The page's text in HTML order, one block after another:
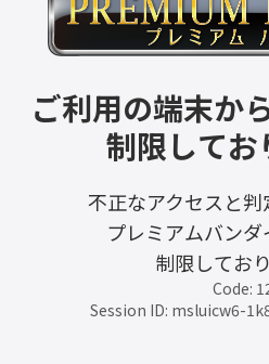
ご利用の端末か
制限してお
不正なアクセスと判
プレミアムバン
制限してお
Code:
Session ID: msluicw6-